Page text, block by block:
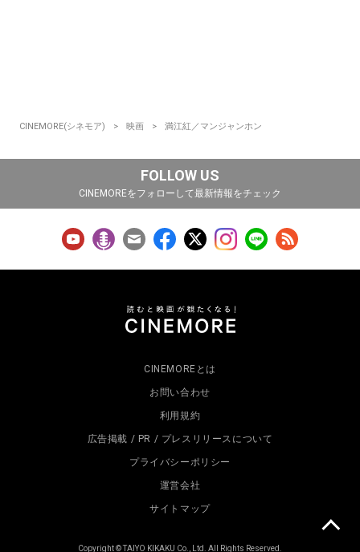
CINEMORE(シネモア) 映画 満江紅／マンジャンホン
FOLLOW US
CINEMOREをフォローして最新情報をチェック
CINEMOREとは
お問い合わせ
利用規約
広告掲載 / PR / プレスリリースについて
プライバシーポリシー
運営会社
サイトマップ
Copyright © TAIYO KIKAKU Co., Ltd. All Rights Reserved.